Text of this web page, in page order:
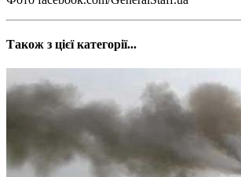
Також з цієї категорії...